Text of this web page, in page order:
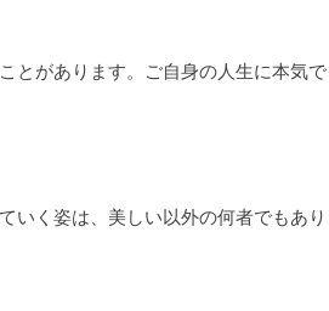
とがあります。ご自身の人生に本気で
いく姿は、美しい以外の何者でもあり